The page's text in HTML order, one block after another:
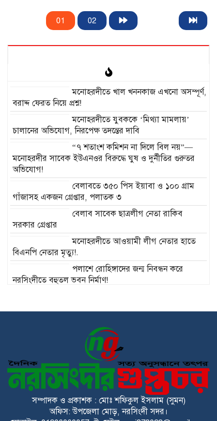
01 02
মনোহরদীতে খাল খননকাজ এখনো অসম্পূর্ণ,
বরাদ্দ ফেরত নিয়ে প্রশ্ন!
মনোহরদীতে যুবককে ‘মিথ্যা মামলায়’
চালানের অভিযোগ, নিরপেক্ষ তদন্তের দাবি
“৭ শতাংশ কমিশন না দিলে বিল নয়”—
মনোহরদীর সাবেক ইউএনওর বিরুদ্ধে ঘুষ ও দুর্নীতির গুরুতর
অভিযোগ!
বেলাবতে ৩৫০ পিস ইয়াবা ও ১০০ গ্রাম
গাঁজাসহ একজন গ্রেপ্তার, পলাতক ৩
বেলাব সাবেক ছাত্রলীগ নেতা রাকিব
সরকার গ্রেপ্তার
মনোহরদীতে আওয়ামী লীগ নেতার হাতে
বিএনপি নেতার মৃত্যু!.
পলাশে রোহিঙ্গাদের জন্ম নিবন্ধন করে
নরসিংদীতে বহুতল ভবন নির্মাণ!
মনোহরদীতে সরকারি বিদ্যালয়ের বাউন্ডারি
ভেঙে রাস্তা নেওয়ার পাঁয়তারা, ক্ষোভ
এলাকাবাসীর!
এ কেমন সাংবাদিকতা??!!
সম্পাদক ও প্রকাশক : মোঃ শফিকুল ইসলাম (সুমন)
অফিস: উপজেলা মোড়, নরসিংদী সদর।